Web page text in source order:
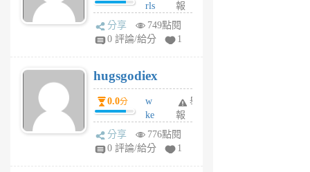
前
rls
k
m
6
個
月
前
報
分享
749點閱
0 評論/給分
1
hugsgodiex
0.0分
w
ke
rv
pj
舉
報
分享
776點閱
0 評論/給分
1